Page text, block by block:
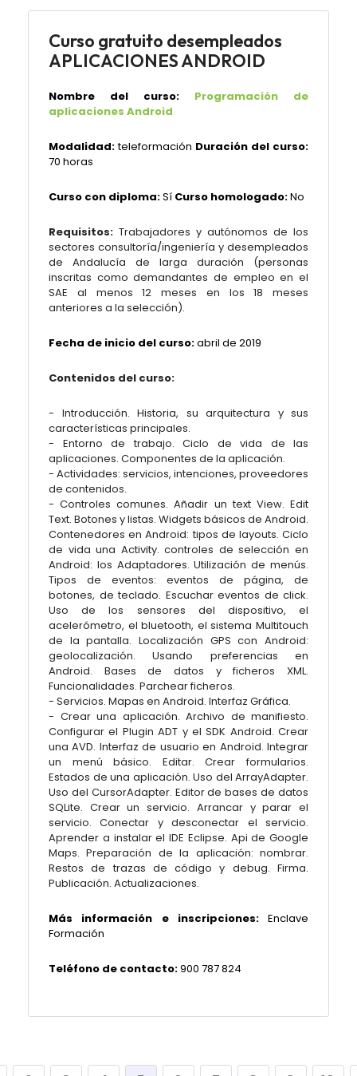
Curso gratuito desempleados
APLICACIONES ANDROID
Nombre del curso:
Programación de
aplicaciones Android
Modalidad:teleformación Duración del curso:
70 horas
Curso con diploma:Sí Curso homologado:No
Requisitos: Trabajadores y autónomos de los
sectores consultoría/ingeniería y desempleados
de Andalucía de larga duración (personas
inscritas como demandantes de empleo en el
SAE al menos 12 meses en los 18 meses
anteriores a la selección).
Fecha de inicio del curso:abril de 2019
Contenidos del curso:
- Introducción. Historia, su arquitectura y sus
características principales.
- Entorno de trabajo. Ciclo de vida de las
aplicaciones. Componentes de la aplicación.
- Actividades: servicios, intenciones, proveedores
de contenidos.
- Controles comunes. Añadir un text View. Edit
Text. Botones y listas. Widgets básicos de Android.
Contenedores en Android: tipos de layouts. Ciclo
de vida una Activity. controles de selección en
Android: los Adaptadores. Utilización de menús.
Tipos de eventos: eventos de página, de
botones, de teclado. Escuchar eventos de click.
Uso de los sensores del dispositivo, el
acelerómetro, el bluetooth, el sistema Multitouch
de la pantalla. Localización GPS con Android:
geolocalización. Usando preferencias en
Android. Bases de datos y ficheros XML.
Funcionalidades. Parchear ficheros.
- Servicios. Mapas en Android. Interfaz Gráfica.
- Crear una aplicación. Archivo de manifiesto.
Configurar el Plugin ADT y el SDK Android. Crear
una AVD. Interfaz de usuario en Android. Integrar
un menú básico. Editar. Crear formularios.
Estados de una aplicación. Uso del ArrayAdapter.
Uso del CursorAdapter. Editor de bases de datos
SQLite. Crear un servicio. Arrancar y parar el
servicio. Conectar y desconectar el servicio.
Aprender a instalar el IDE Eclipse. Api de Google
Maps. Preparación de la aplicación: nombrar.
Restos de trazas de código y debug. Firma.
Publicación. Actualizaciones.
Más información e inscripciones: Enclave
Formación
Teléfono de contacto:900 787 824